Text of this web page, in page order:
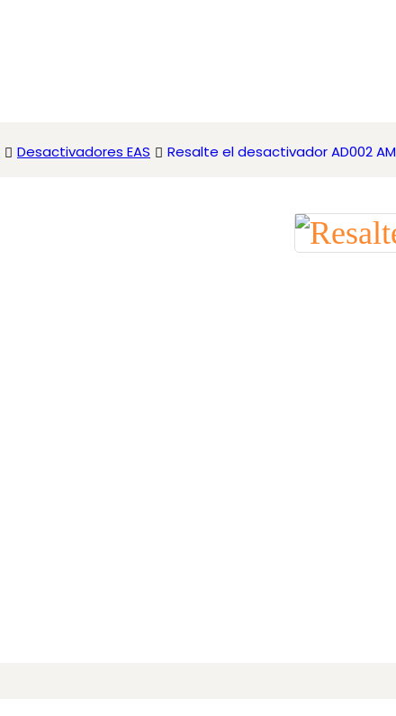
Desactivadores EAS Resalte el desactivador AD002 AM